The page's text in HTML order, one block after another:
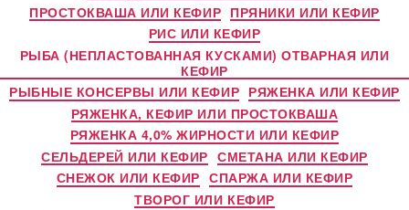
ПРОСТОКВАША ИЛИ КЕФИР ПРЯНИКИ ИЛИ КЕФИР
РИС ИЛИ КЕФИР
РЫБА (НЕПЛАСТОВАННАЯ КУСКАМИ) ОТВАРНАЯ ИЛИ
КЕФИР
РЫБНЫЕ КОНСЕРВЫ ИЛИ КЕФИР РЯЖЕНКА ИЛИ КЕФИР
РЯЖЕНКА, КЕФИР ИЛИ ПРОСТОКВАША
РЯЖЕНКА 4,0% ЖИРНОСТИ ИЛИ КЕФИР
СЕЛЬДЕРЕЙ ИЛИ КЕФИР СМЕТАНА ИЛИ КЕФИР
СНЕЖОК ИЛИ КЕФИР СПАРЖА ИЛИ КЕФИР
ТВОРОГ ИЛИ КЕФИР